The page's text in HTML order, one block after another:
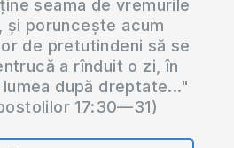
seama de vremurile
și poruncește acum
de pretutindeni să se
a rînduit o zi, în
după dreptate..."
17:30—31)